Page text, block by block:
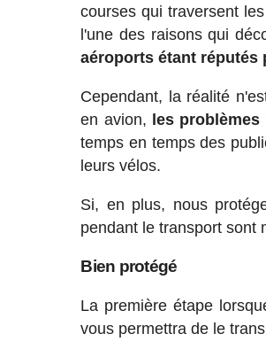
courses qui traversent
l'une des raisons qui
aéroports étant réputés
Cependant, la réalité
en avion, les problèmes
temps en temps des
leurs vélos.
Si, en plus, nous
pendant le transport sont
Bien protégé
La première étape
vous permettra de le